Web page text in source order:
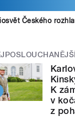
Českého
K
v
z